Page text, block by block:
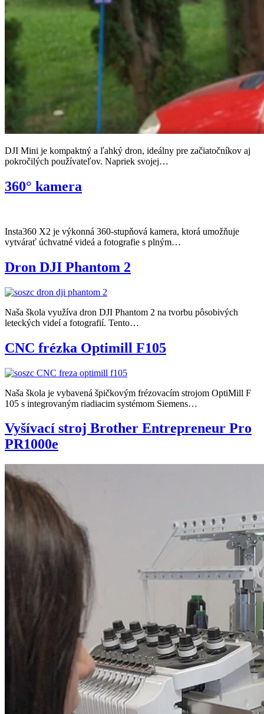
DJI Mini je kompaktný a ľahký dron, ideálny pre začiatočníkov aj
pokročilých používateľov. Napriek svojej…
360° kamera
Insta360 X2 je výkonná 360-stupňová kamera, ktorá umožňuje
vytvárať úchvatné videá a fotografie s plným…
Dron DJI Phantom 2
Naša škola využíva dron DJI Phantom 2 na tvorbu pôsobivých
leteckých videí a fotografií. Tento…
CNC frézka Optimill F105
Naša škola je vybavená špičkovým frézovacím strojom OptiMill F
105 s integrovaným riadiacim systémom Siemens…
Vyšívací stroj Brother Entrepreneur Pro
PR1000e